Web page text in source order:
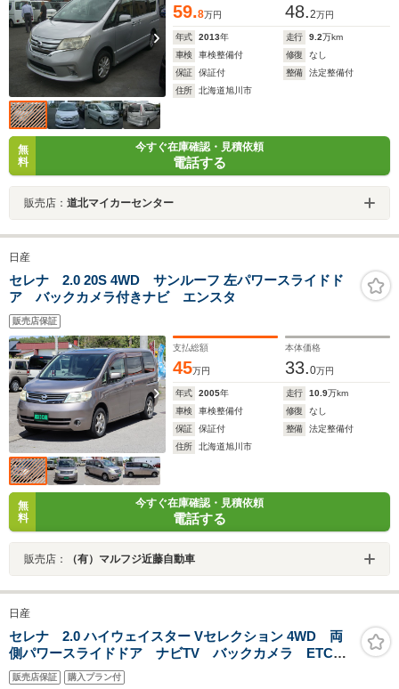
59.8万円 48.2万円
年式 2013年 走行 9.2万km
車検
車検整備付 修復
なし
保証
保証付 整備
法定整備付
住所
北海道旭川市
無
料
今すぐ在庫確認・見積依頼
電話する
販売店： 道北マイカーセンター
日産
セレナ 2.0 20S 4WD サンルーフ 左パワースライドド
ア バックカメラ付きナビ エンスタ
販売店保証
支払総額
45万円
本体価格
33.0万円
年式 2005年 走行 10.9万km
車検
車検整備付 修復
なし
保証
保証付 整備
法定整備付
住所
北海道旭川市
無
料
今すぐ在庫確認・見積依頼
電話する
販売店： （有）マルフジ近藤自動車
日産
セレナ 2.0 ハイウェイスター Vセレクション 4WD 両
側パワースライドドア ナビTV バックカメラ ETC
エンジンスターター フリップダウンモニター 夏冬タ
販売店保証 購入プラン付